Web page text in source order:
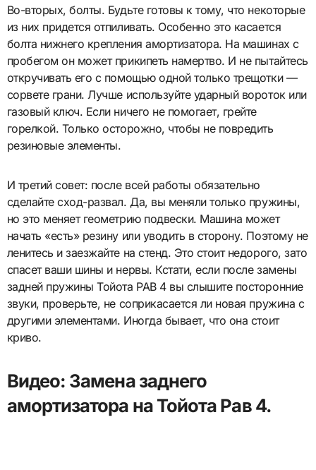
Во-вторых, болты. Будьте готовы к тому, что некоторые
из них придется отпиливать. Особенно это касается
болта нижнего крепления амортизатора. На машинах с
пробегом он может прикипеть намертво. И не пытайтесь
откручивать его с помощью одной только трещотки —
сорвете грани. Лучше используйте ударный вороток или
газовый ключ. Если ничего не помогает, грейте
горелкой. Только осторожно, чтобы не повредить
резиновые элементы.
И третий совет: после всей работы обязательно
сделайте сход-развал. Да, вы меняли только пружины,
но это меняет геометрию подвески. Машина может
начать «есть» резину или уводить в сторону. Поэтому не
ленитесь и заезжайте на стенд. Это стоит недорого, зато
спасет ваши шины и нервы. Кстати, если после замены
задней пружины Тойота РАВ 4 вы слышите посторонние
звуки, проверьте, не соприкасается ли новая пружина с
другими элементами. Иногда бывает, что она стоит
криво.
Видео: Замена заднего
амортизатора на Тойота Рав 4.